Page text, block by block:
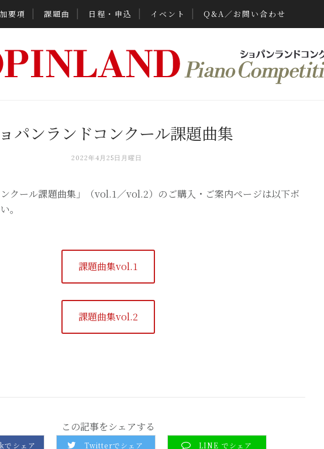
要項 課題曲 日程・申込 イベント Q&A／お問い合わせ
パンランドコンクール課題曲集
2022年4月25日月曜日
ンクール課題曲集」（vol.1／vol.2）のご購入・ご案内ページは以下ボ
。
課題曲集vol.1
課題曲集vol.2
この記事をシェアする
シェア Twitterでシェア LINE でシェア